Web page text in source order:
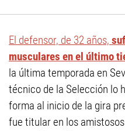
El defensor, de 32 años,
musculares en el último
la última temporada en
técnico de la Selección lo
forma al inicio de la gira
fue titular en los